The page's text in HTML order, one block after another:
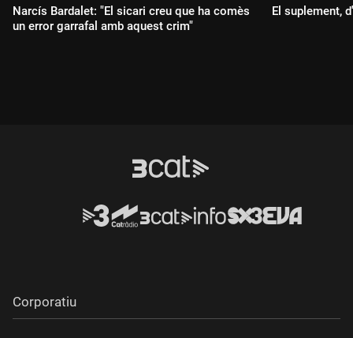
Narcís Bardalet: "El sicari creu que ha comès
un error garrafal amb aquest crim"
El suplement,
Corporatiu